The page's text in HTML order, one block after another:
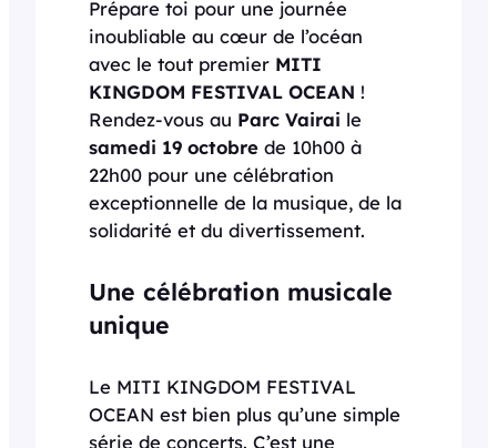
Prépare toi pour une journée
inoubliable au cœur de l’océan
avec le tout premier MITI
KINGDOM FESTIVAL OCEAN !
Rendez-vous au Parc Vairai le
samedi 19 octobre de 10h00 à
22h00 pour une célébration
exceptionnelle de la musique, de la
solidarité et du divertissement.
Une célébration musicale
unique
Le MITI KINGDOM FESTIVAL
OCEAN est bien plus qu’une simple
série de concerts. C’est une